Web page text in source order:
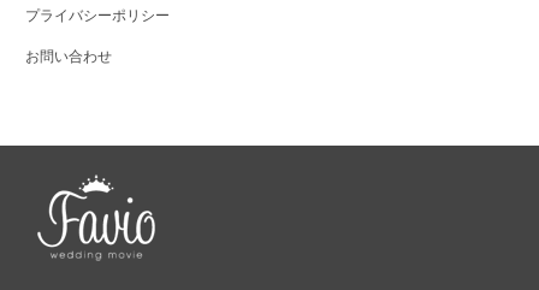
プライバシーポリシー
お問い合わせ